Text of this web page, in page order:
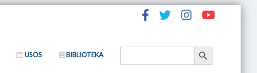
USOS BIBLIOTEKA
Search
Search Button